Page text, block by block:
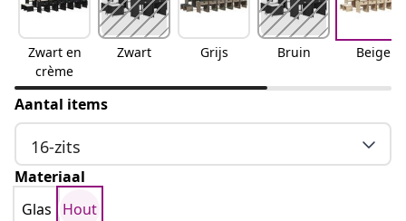
Zwart en
crème
Zwart Grijs Bruin Beige
Aantal items
16-zits
Materiaal
Glas
Hout